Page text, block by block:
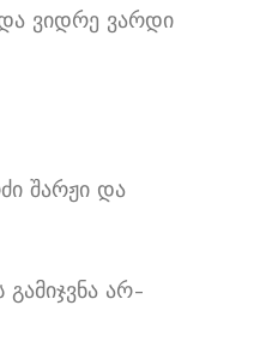
ვიდრე ვარდი
შარჟი და
გამიჯვნა არ-